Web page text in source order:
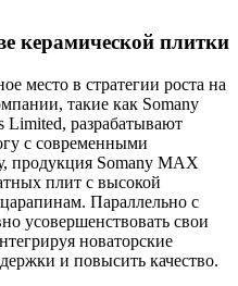
керамической плитки
место в стратегии роста на
такие как Somany
Limited, разрабатывают
с современными
продукция Somany MAX
плит с высокой
Параллельно с
усовершенствовать свои
новаторские
и повысить качество.